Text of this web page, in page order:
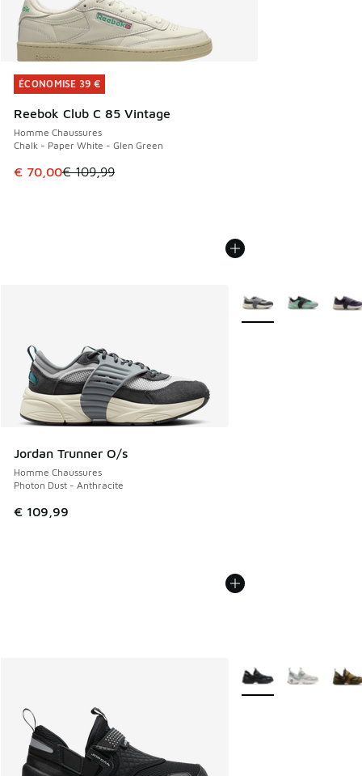
ÉCONOMISE 39 €
Reebok Club C 85 Vintage
Homme Chaussures
Chalk - Paper White - Glen Green
Cet article est en promotion. Prix en baisse de € 109,99 à
€ 70,00€ 109,99
ÉCONOMISE 39 €
Jordan Trunner O/s
Homme Chaussures
Photon Dust - Anthracite
€ 109,99
Plus de couleurs
Plus de couleurs